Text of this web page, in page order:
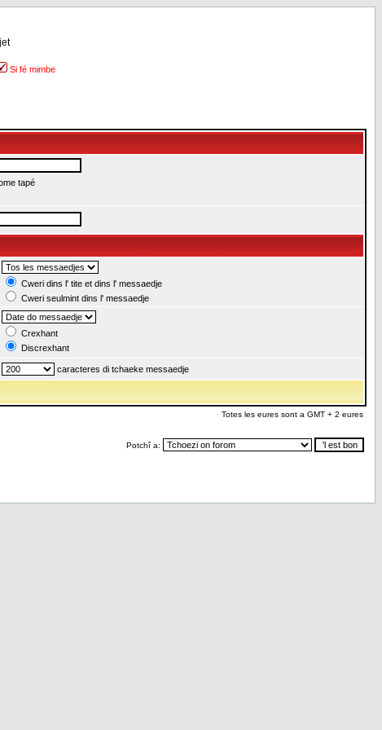
Si fé mimbe
tapé
Cweri dins l' tite et dins l' messaedje
Cweri seulmint dins l' messaedje
Crexhant
Discrexhant
caracteres di tchaeke messaedje
Totes les eures sont a GMT + 2 eures
Potchî a: